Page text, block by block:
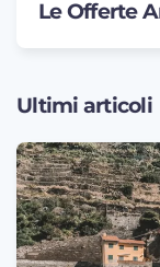
Le Offerte
Ultimi articoli